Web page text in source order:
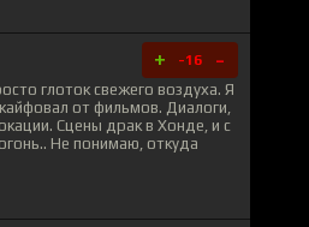
+ -16 -
глоток свежего воздуха. Я
от фильмов. Диалоги,
Сцены драк в Хонде, и с
Не понимаю, откуда